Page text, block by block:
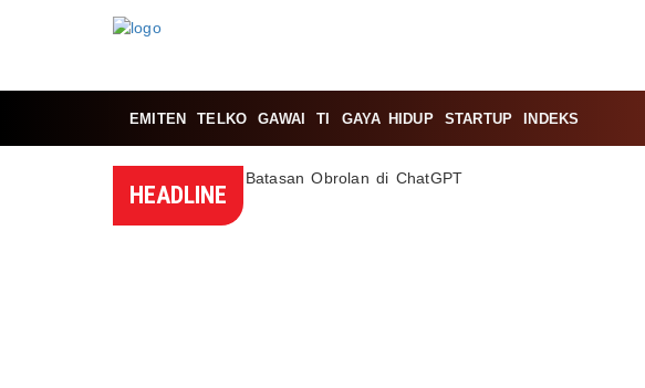
EMITEN TELKO GAWAI TI GAYA HIDUP STARTUP INDEKS
HEADLINE